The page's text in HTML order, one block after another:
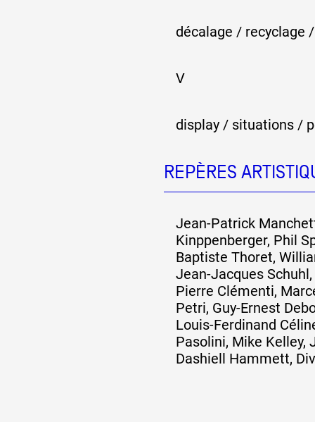
1% œuvres
public
Réseau
De A à Z
Année par année
décalage / recyclage
V
display / situations /
REPÈRES
Jean-Patrick
Kinppenberger, Phil
Baptiste Thoret,
Jean-Jacques
Pierre Clémenti,
Petri, Guy-Ernest
Louis-Ferdinand
Pasolini, Mike Kelley,
Dashiell Hammett,